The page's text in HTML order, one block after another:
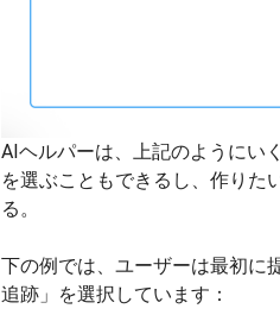
AIヘルパーは、上記のようにい
を選ぶこともできるし、作りた
る。
下の例では、ユーザーは最初に
追跡」を選択しています：